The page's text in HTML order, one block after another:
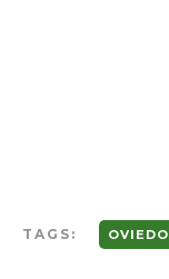
TAGS: OVIEDO